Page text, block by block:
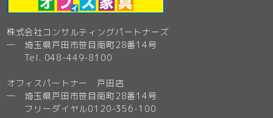
株式会社コンサルティングパートナーズ
─ 埼玉県戸田市笹目南町28番14号
Tel. 048-449-8100
オフィスパートナー 戸田店
─ 埼玉県戸田市笹目南町28番14号
フリーダイヤル0120-356-100